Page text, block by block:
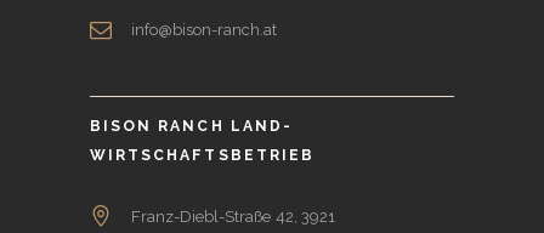
info@bison-ranch.at
BISON RANCH LAND-
WIRTSCHAFTSBETRIEB
Franz-Diebl-Straße 42, 3921